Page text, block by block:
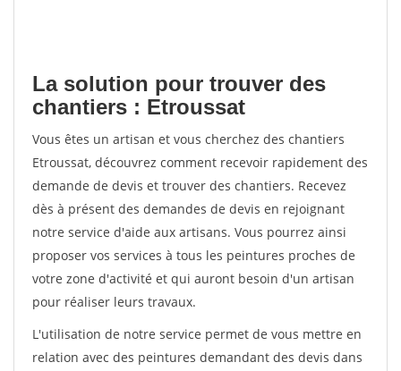
La solution pour trouver des
chantiers : Etroussat
Vous êtes un artisan et vous cherchez des chantiers
Etroussat, découvrez comment recevoir rapidement des
demande de devis et trouver des chantiers. Recevez
dès à présent des demandes de devis en rejoignant
notre service d'aide aux artisans. Vous pourrez ainsi
proposer vos services à tous les peintures proches de
votre zone d'activité et qui auront besoin d'un artisan
pour réaliser leurs travaux.
L'utilisation de notre service permet de vous mettre en
relation avec des peintures demandant des devis dans